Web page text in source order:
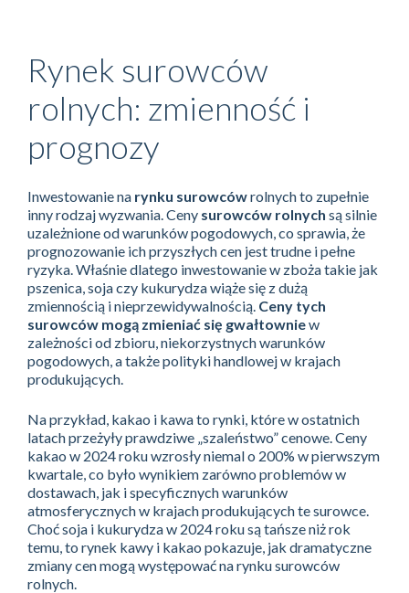
Rynek surowców
rolnych: zmienność i
prognozy
Inwestowanie na rynku surowcówrolnych to zupełnie
inny rodzaj wyzwania. Ceny surowców rolnych są silnie
uzależnione od warunków pogodowych, co sprawia, że
prognozowanie ich przyszłych cen jest trudne i pełne
ryzyka. Właśnie dlatego inwestowanie w zboża takie jak
pszenica, soja czy kukurydza wiąże się z dużą
zmiennością i nieprzewidywalnością. Ceny tych
surowców mogą zmieniać się gwałtowniew
zależności od zbioru, niekorzystnych warunków
pogodowych, a także polityki handlowej w krajach
produkujących.
Na przykład, kakao i kawa to rynki, które w ostatnich
latach przeżyły prawdziwe „szaleństwo” cenowe. Ceny
kakao w 2024 roku wzrosły niemal o 200% w pierwszym
kwartale, co było wynikiem zarówno problemów w
dostawach, jak i specyficznych warunków
atmosferycznych w krajach produkujących te surowce.
Choć soja i kukurydza w 2024 roku są tańsze niż rok
temu, to rynek kawy i kakao pokazuje, jak dramatyczne
zmiany cen mogą występować na rynku surowców
rolnych.